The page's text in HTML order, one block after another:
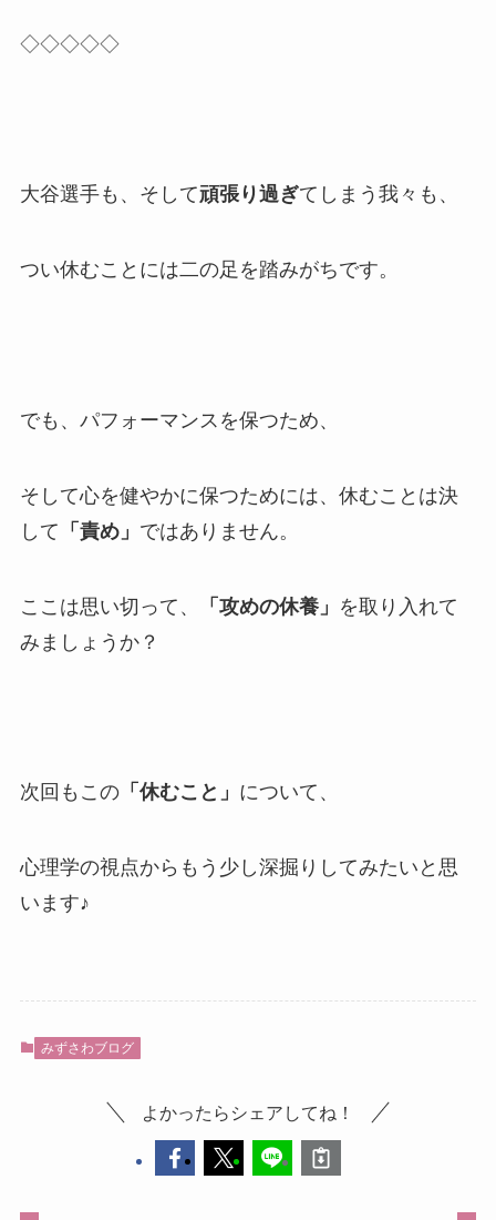
◇◇◇◇◇
大谷選手も、そして頑張り過ぎてしまう我々も、
つい休むことには二の足を踏みがちです。
でも、パフォーマンスを保つため、
そして心を健やかに保つためには、休むことは決
して 「責め」 ではありません。
ここは思い切って、 「攻めの休養」 を取り入れて
みましょうか？
次回もこの「休むこと」 について、
心理学の視点からもう少し深掘りしてみたいと思
います♪
みずさわブログ
よかったらシェアしてね！